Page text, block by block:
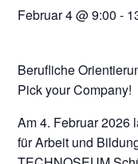
Februar 4 @ 9:00 -
Berufliche
Pick your Company!
Am 4. Februar 2026
für Arbeit und